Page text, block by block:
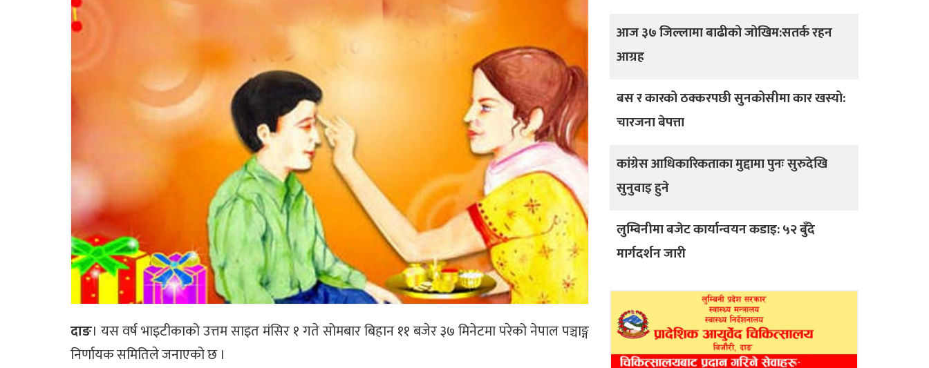
दाङ। यस वर्ष भाइटीकाको उत्तम साइत मंसिर १ गते सोमबार बिहान ११ बजेर ३७ मिनेटमा परेको नेपाल पञ्चाङ्ग
निर्णायक समितिले जनाएको छ ।
आज ३७ जिल्लामा बाढीको जोखिम:सतर्क रहन
आग्रह
बस र कारको ठक्करपछी सुनकोसीमा कार खस्यो:
चारजना बेपत्ता
कांग्रेस आधिकारिकताका मुद्दामा पुनः सुरुदेखि
सुनुवाइ हुने
लुम्बिनीमा बजेट कार्यान्वयन कडाइ: ५२ बुँदे
मार्गदर्शन जारी